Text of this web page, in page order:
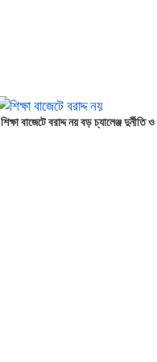
শিক্ষা বাজেটে বরাদ্দ নয় বড় চ্যালেঞ্জ দুর্নীতি